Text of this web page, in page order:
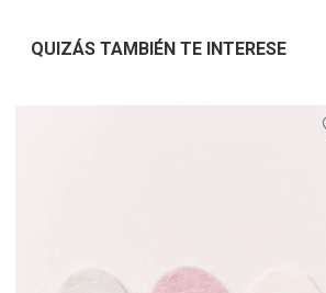
QUIZÁS TAMBIÉN TE INTERESE